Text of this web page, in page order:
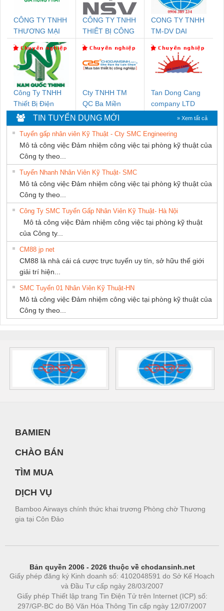
CÔNG TY TNHH
THƯƠNG MẠI
DỊCH VỤ KỸ
THUẬT ĐIỆN CƠ
GIA HƯNG PHÁT
CÔNG TY TNHH
THIẾT BỊ CÔNG
SETSUBI VIỆT
NAM
CONG TY TNHH
TM-DV DAI
Công Ty TNHH
Thiết Bị Điện
Nam Quốc Thịnh
Cty TNHH TM
QC Ba Miền
Tan Dong Cang
company LTD
TIN TUYỂN DỤNG MỚI » Xem tất cả
Tuyển gấp nhân viên Kỹ Thuật - Cty SMC Engineering
Mô tả công việc Đảm nhiệm công việc tại phòng kỹ thuật của
Công ty theo...
Tuyển Nhanh Nhân Viên Kỹ Thuật- SMC
Mô tả công việc Đảm nhiệm công việc tại phòng kỹ thuật của
Công ty theo...
Công Ty SMC Tuyển Gấp Nhân Viên Kỹ Thuật- Hà Nội
Mô tả công việc Đảm nhiệm công việc tại phòng kỹ thuật
của Công ty...
CM88 jp net
CM88 là nhà cái cá cược trực tuyến uy tín, sở hữu thế giới
giải trí hiện...
SMC Tuyển 01 Nhân Viên Kỹ Thuật-HN
Mô tả công việc Đảm nhiệm công việc tại phòng kỹ thuật của
Công ty theo...
BAMIEN
CHÀO BÁN
TÌM MUA
DỊCH VỤ
Bamboo Airways chính thức khai trương Phòng chờ Thương
gia tại Côn Đảo
Bản quyền 2006 - 2026 thuộc về chodansinh.net
Giấy phép đăng ký Kinh doanh số: 4102048591 do Sở Kế Hoạch
và Đầu Tư cấp ngày 28/03/2007
Giấy phép Thiết lập trang Tin Điện Tử trên Internet (ICP) số:
297/GP-BC do Bộ Văn Hóa Thông Tin cấp ngày 12/07/2007